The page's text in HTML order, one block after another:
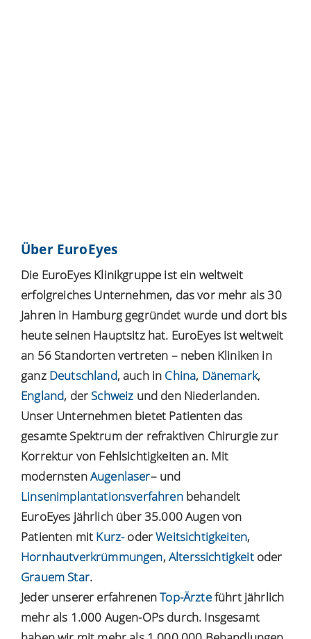
Über EuroEyes
Die EuroEyes Klinikgruppe ist ein weltweit
erfolgreiches Unternehmen, das vor mehr als 30
Jahren in Hamburg gegründet wurde und dort bis
heute seinen Hauptsitz hat. EuroEyes ist weltweit
an 56 Standorten vertreten – neben Kliniken in
ganz Deutschland, auch in China, Dänemark,
England, der Schweiz und den Niederlanden.
Unser Unternehmen bietet Patienten das
gesamte Spektrum der refraktiven Chirurgie zur
Korrektur von Fehlsichtigkeiten an. Mit
modernstenAugenlaser– und
Linsenimplantationsverfahrenbehandelt
EuroEyes jährlich über 35.000 Augen von
Patienten mit Kurz-oderWeitsichtigkeiten,
Hornhautverkrümmungen,Alterssichtigkeitoder
Grauem Star.
Jeder unserer erfahrenenTop-Ärzteführt jährlich
mehr als 1.000 Augen-OPs durch. Insgesamt